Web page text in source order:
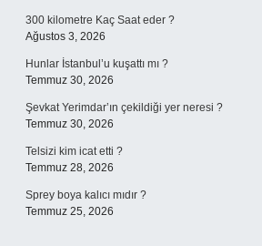
300 kilometre Kaç Saat eder ?
Ağustos 3, 2026
Hunlar İstanbul’u kuşattı mı ?
Temmuz 30, 2026
Şevkat Yerimdar’ın çekildiği yer neresi ?
Temmuz 30, 2026
Telsizi kim icat etti ?
Temmuz 28, 2026
Sprey boya kalıcı mıdır ?
Temmuz 25, 2026